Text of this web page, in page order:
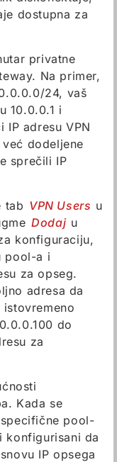
dostupna za
privatne
Na primer,
24, vaš
10.0.0.1 i
adresu VPN
dodeljene
sprečili IP
tab VPN Users u
Dodaj u
konfiguraciju,
pool-a i
za opseg.
adresa da
do
za
Kada se
pool-
konfigurisani da
IP opsega